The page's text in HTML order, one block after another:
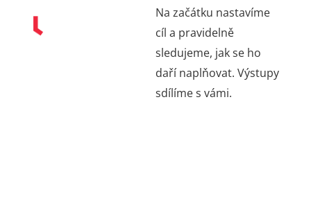
Na začátku nastavíme
cíl a pravidelně
sledujeme, jak se ho
daří naplňovat. Výstupy
sdílíme s vámi.